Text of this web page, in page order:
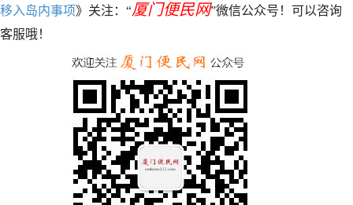
移入岛内事项》关注：“厦门便民网”微信公众号！可以咨询
客服哦！